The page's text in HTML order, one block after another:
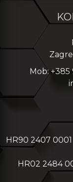
Mob: +385
HR90 2407 0001
HR02 2484